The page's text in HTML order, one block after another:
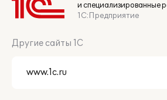
и специализированные
1С:Предприятие
Другие сайты 1С